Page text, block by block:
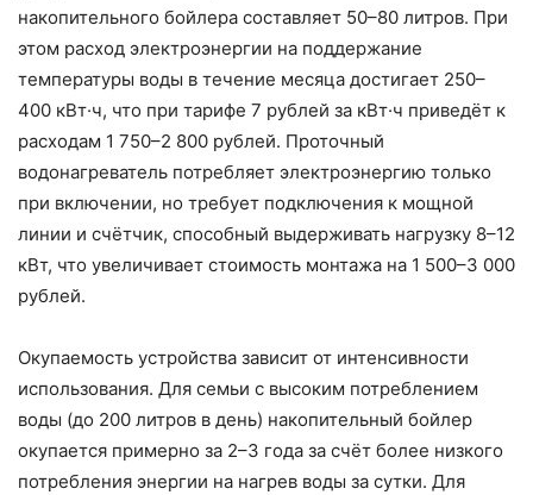
накопительного бойлера составляет 50–80 литров. При
этом расход электроэнергии на поддержание
температуры воды в течение месяца достигает 250–
400 кВт·ч, что при тарифе 7 рублей за кВт·ч приведёт к
расходам 1 750–2 800 рублей. Проточный
водонагреватель потребляет электроэнергию только
при включении, но требует подключения к мощной
линии и счётчик, способный выдерживать нагрузку 8–12
кВт, что увеличивает стоимость монтажа на 1 500–3 000
рублей.
Окупаемость устройства зависит от интенсивности
использования. Для семьи с высоким потреблением
воды (до 200 литров в день) накопительный бойлер
окупается примерно за 2–3 года за счёт более низкого
потребления энергии на нагрев воды за сутки. Для